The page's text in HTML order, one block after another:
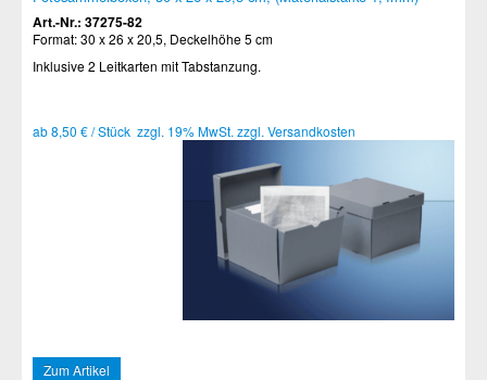
Art.-Nr.: 37275-82
Format: 30 x 26 x 20,5, Deckelhöhe 5 cm
Inklusive 2 Leitkarten mit Tabstanzung.
ab 8,50 € / Stück zzgl. 19% MwSt. zzgl. Versandkosten
Zum Artikel